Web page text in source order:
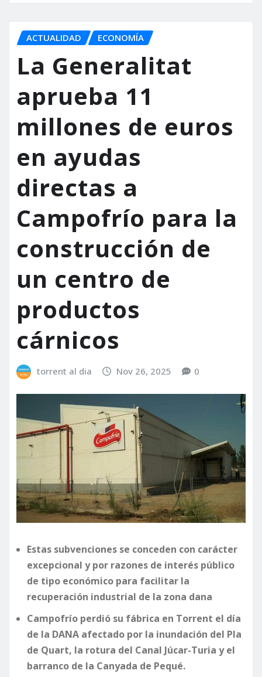
ACTUALIDAD ECONOMÍA
La Generalitat
aprueba 11
millones de euros
en ayudas
directas a
Campofrío para la
construcción de
un centro de
productos
cárnicos
torrent al dia Nov 26, 2025 0
Estas subvenciones se conceden con carácter
excepcional y por razones de interés público
de tipo económico para facilitar la
recuperación industrial de la zona dana
Campofrío perdió su fábrica en Torrent el día
de la DANA afectado por la inundación del Pla
de Quart, la rotura del Canal Júcar-Turia y el
barranco de la Canyada de Pequé.